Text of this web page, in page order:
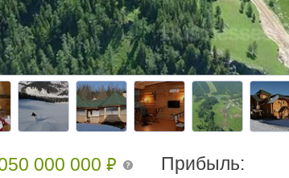
000 000₽ Прибыль: